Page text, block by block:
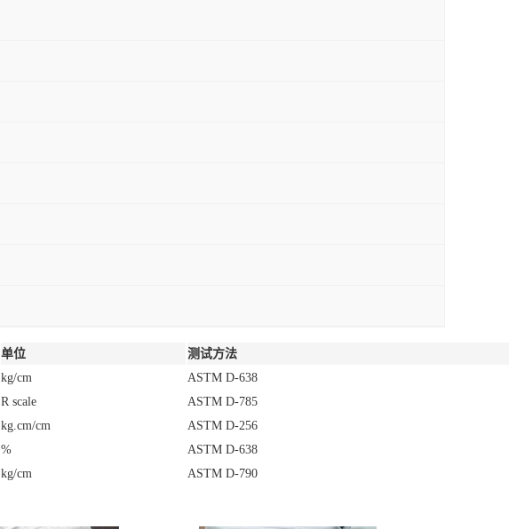
单位
测试方法
kg/cm
ASTM D-638
R scale
ASTM D-785
kg.cm/cm
ASTM D-256
%
ASTM D-638
kg/cm ASTM D-790